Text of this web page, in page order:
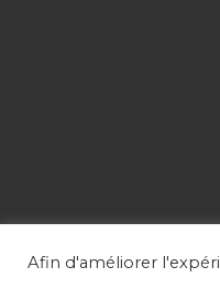
Afin d'améliorer